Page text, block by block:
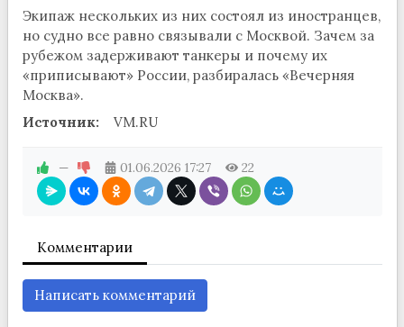
Экипаж нескольких из них состоял из иностранцев,
но судно все равно связывали с Москвой. Зачем за
рубежом задерживают танкеры и почему их
«приписывают» России, разбиралась «Вечерняя
Москва».
Источник:
VM.RU
— 01.06.2026 17:27 22
Комментарии
Написать комментарий